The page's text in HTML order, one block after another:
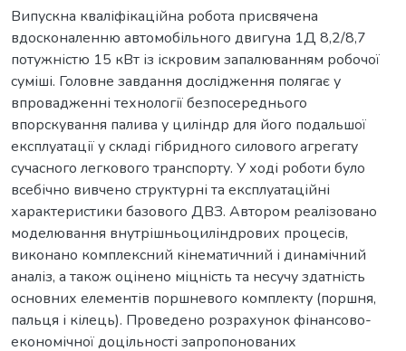
Випускна кваліфікаційна робота присвячена
вдосконаленню автомобільного двигуна 1Д 8,2/8,7
потужністю 15 кВт із іскровим запалюванням робочої
суміші. Головне завдання дослідження полягає у
впровадженні технології безпосереднього
впорскування палива у циліндр для його подальшої
експлуатації у складі гібридного силового агрегату
сучасного легкового транспорту. У ході роботи було
всебічно вивчено структурні та експлуатаційні
характеристики базового ДВЗ. Автором реалізовано
моделювання внутрішньоциліндрових процесів,
виконано комплексний кінематичний і динамічний
аналіз, а також оцінено міцність та несучу здатність
основних елементів поршневого комплекту (поршня,
пальця і кілець). Проведено розрахунок фінансово-
економічної доцільності запропонованих